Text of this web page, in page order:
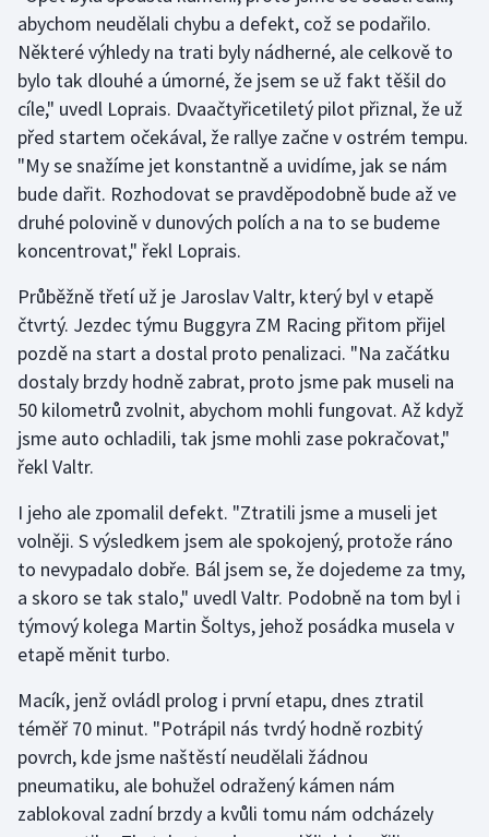
Plážový volejbal
Ragby
Rychlobruslení
Rychlostní kanoistika
Short track
Sportovní střelba
Stolní tenis
Triatlon
Veslování
Vodní slalom
Volejbal
Ostatní
abychom neudělali chybu a defekt, což se podařilo.
Některé výhledy na trati byly nádherné, ale celkově to
bylo tak dlouhé a úmorné, že jsem se už fakt těšil do
cíle," uvedl Loprais. Dvaačtyřicetiletý pilot přiznal, že už
před startem očekával, že rallye začne v ostrém tempu.
"My se snažíme jet konstantně a uvidíme, jak se nám
bude dařit. Rozhodovat se pravděpodobně bude až ve
druhé polovině v dunových polích a na to se budeme
koncentrovat," řekl Loprais.
Průběžně třetí už je Jaroslav Valtr, který byl v etapě
čtvrtý. Jezdec týmu Buggyra ZM Racing přitom přijel
pozdě na start a dostal proto penalizaci. "Na začátku
dostaly brzdy hodně zabrat, proto jsme pak museli na
50 kilometrů zvolnit, abychom mohli fungovat. Až když
jsme auto ochladili, tak jsme mohli zase pokračovat,"
řekl Valtr.
I jeho ale zpomalil defekt. "Ztratili jsme a museli jet
volněji. S výsledkem jsem ale spokojený, protože ráno
to nevypadalo dobře. Bál jsem se, že dojedeme za tmy,
a skoro se tak stalo," uvedl Valtr. Podobně na tom byl i
týmový kolega Martin Šoltys, jehož posádka musela v
etapě měnit turbo.
Macík, jenž ovládl prolog i první etapu, dnes ztratil
téměř 70 minut. "Potrápil nás tvrdý hodně rozbitý
povrch, kde jsme naštěstí neudělali žádnou
pneumatiku, ale bohužel odražený kámen nám
zablokoval zadní brzdy a kvůli tomu nám odcházely